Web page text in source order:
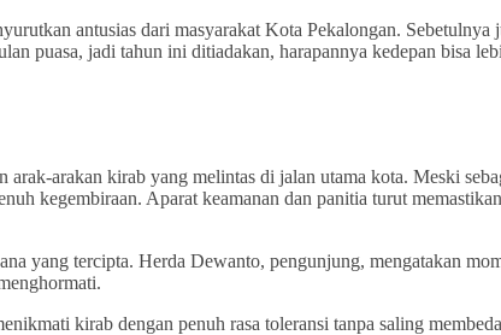
antusias dari masyarakat Kota Pekalongan. Sebetulnya
puasa, jadi tahun ini ditiadakan, harapannya kedepan bisa
arak-arakan kirab yang melintas di jalan utama kota. Meski
kegembiraan. Aparat keamanan dan panitia turut
yang tercipta. Herda Dewanto, pengunjung, mengatakan
kirab dengan penuh rasa toleransi tanpa saling